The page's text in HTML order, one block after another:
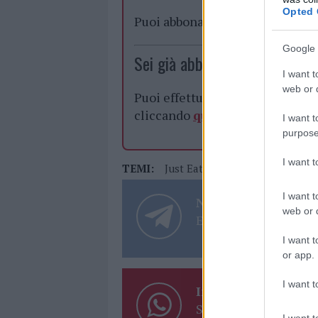
Opted
Google
I want
web or
I want
I want
I want
web or
I want
or app.
I want
Puoi abbonarti a soli € 1,10 al
Sei già abbonato?
Puoi effettuare l'accesso
cliccando qui
TEMI: Just Eat Olbia
Notizie in tempo
Entra nel canale
Inviaci le tue
Su WhatsApp al